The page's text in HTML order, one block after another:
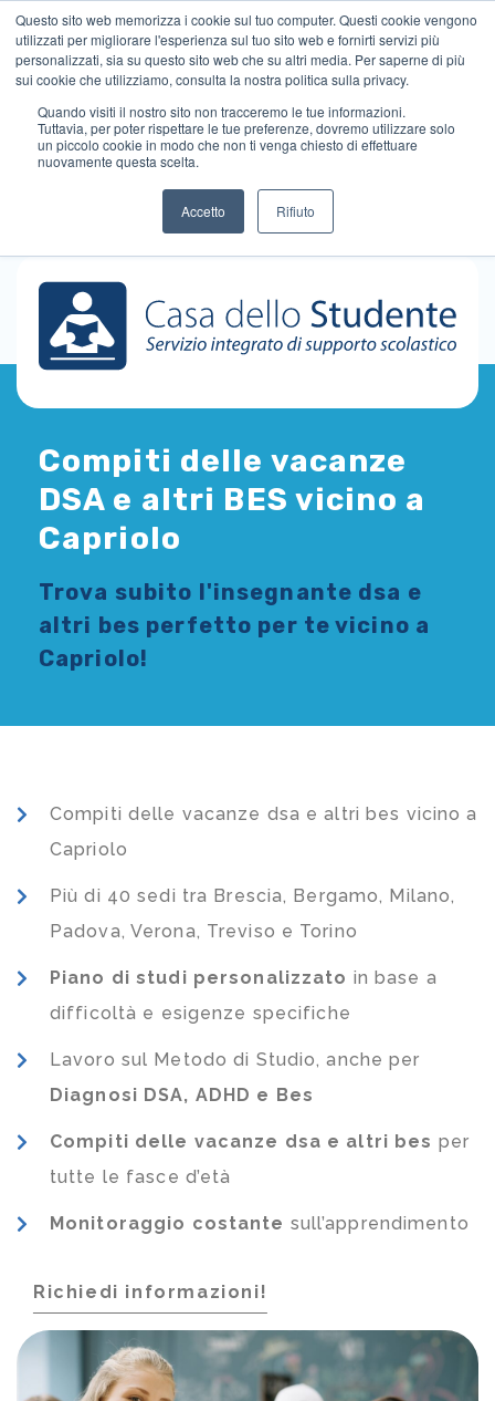
Questo sito web memorizza i cookie sul tuo computer. Questi cookie vengono
utilizzati per migliorare l'esperienza sul tuo sito web e fornirti servizi più
personalizzati, sia su questo sito web che su altri media. Per saperne di più
sui cookie che utilizziamo, consulta la nostra politica sulla privacy.
Quando visiti il ​​nostro sito non tracceremo le tue informazioni.
Tuttavia, per poter rispettare le tue preferenze, dovremo utilizzare solo
un piccolo cookie in modo che non ti venga chiesto di effettuare
nuovamente questa scelta.
Accetto Rifiuto
Compiti delle vacanze
DSA e altri BES vicino a
Capriolo
Trova subito l'insegnante dsa e
altri bes perfetto per te vicino a
Capriolo!
Compiti delle vacanze dsa e altri bes vicino a
Capriolo
Più di 40 sedi tra Brescia, Bergamo, Milano,
Padova, Verona, Treviso e Torino
Piano di studi personalizzato in base a
difficoltà e esigenze specifiche
Lavoro sul Metodo di Studio, anche per
Diagnosi DSA, ADHD e Bes
Compiti delle vacanze dsa e altri bes per
tutte le fasce d’età
Monitoraggio costante sull’apprendimento
Richiedi informazioni!